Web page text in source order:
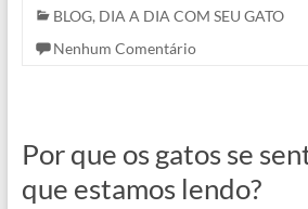
BLOG, DIA A DIA COM SEU GATO
Nenhum Comentário
Por que os gatos se
que estamos lendo?